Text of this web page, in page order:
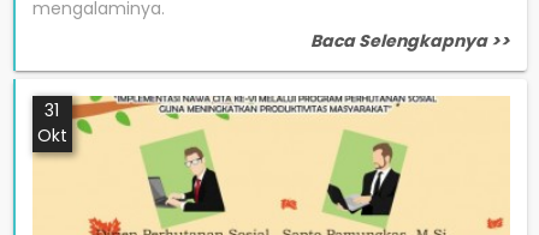
mengalaminya.
Baca Selengkapnya >>
31
Okt